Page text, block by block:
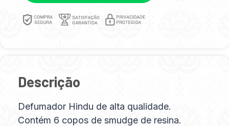
Descrição
Defumador Hindu de alta qualidade.
Contém 6 copos de smudge de resina.